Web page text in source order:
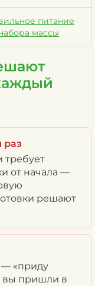
питание
массы
раз
от начала —
решают
— «приду
вы пришли в